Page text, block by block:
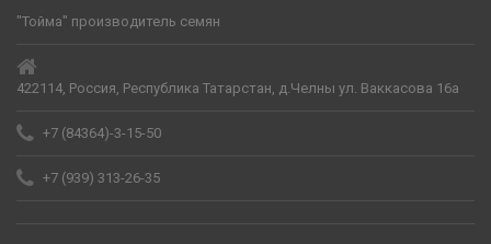
"Тойма" производитель семян
422114, Россия, Республика Татарстан, д.Челны ул. Ваккасова 16а
+7 (84364)-3-15-50
+7 (939) 313-26-35